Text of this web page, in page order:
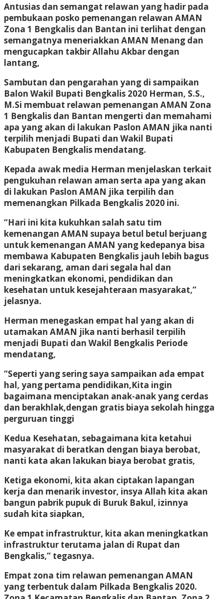
Antusias dan semangat relawan yang hadir pada
pembukaan posko pemenangan relawan AMAN
Zona 1 Bengkalis dan Bantan ini terlihat dengan
semangatnya meneriakkan AMAN Menang dan
mengucapkan takbir Allahu Akbar dengan
lantang,
Sambutan dan pengarahan yang di sampaikan
Balon Wakil Bupati Bengkalis 2020 Herman, S.S.,
M.Si membuat relawan pemenangan AMAN Zona
1 Bengkalis dan Bantan mengerti dan memahami
apa yang akan di lakukan Paslon AMAN jika nanti
terpilih menjadi Bupati dan Wakil Bupati
Kabupaten Bengkalis mendatang.
Kepada awak media Herman menjelaskan terkait
pengukuhan relawan aman serta apa yang akan
di lakukan Paslon AMAN jika terpilih dan
memenangkan Pilkada Bengkalis 2020 ini.
“Hari ini kita kukuhkan salah satu tim
kemenangan AMAN supaya betul betul berjuang
untuk kemenangan AMAN yang kedepanya bisa
membawa Kabupaten Bengkalis jauh lebih bagus
dari sekarang, aman dari segala hal dan
meningkatkan ekonomi, pendidikan dan
kesehatan untuk kesejahteraan masyarakat,”
jelasnya.
Herman menegaskan empat hal yang akan di
utamakan AMAN jika nanti berhasil terpilih
menjadi Bupati dan Wakil Bengkalis Periode
mendatang,
“Seperti yang sering saya sampaikan ada empat
hal, yang pertama pendidikan,Kita ingin
bagaimana menciptakan anak-anak yang cerdas
dan berakhlak,dengan gratis biaya sekolah hingga
perguruan tinggi
Kedua Kesehatan, sebagaimana kita ketahui
masyarakat di beratkan dengan biaya berobat,
nanti kata akan lakukan biaya berobat gratis,
Ketiga ekonomi, kita akan ciptakan lapangan
kerja dan menarik investor, insya Allah kita akan
bangun pabrik pupuk di Buruk Bakul, izinnya
sudah kita siapkan,
Ke empat infrastruktur, kita akan meningkatkan
infrastruktur terutama jalan di Rupat dan
Bengkalis,” tegasnya.
Empat zona tim relawan pemenangan AMAN
yang terbentuk dalam Pilkada Bengkalis 2020.